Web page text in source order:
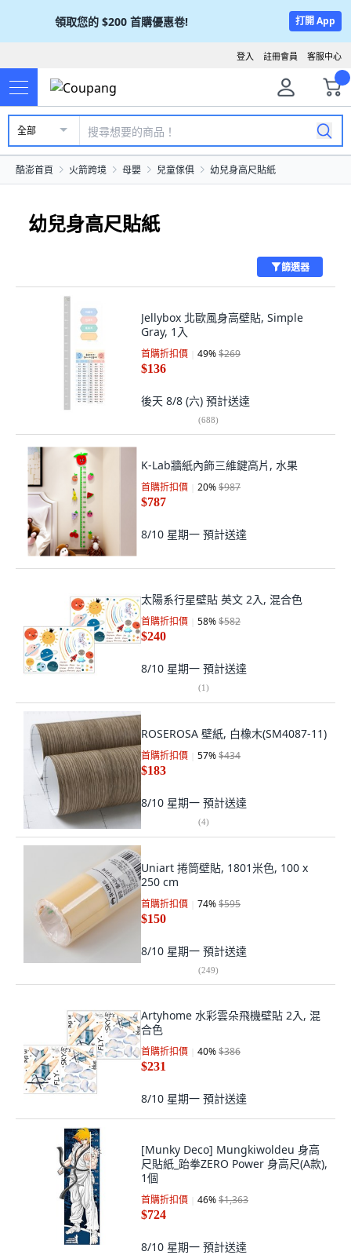
領取您的 $200 首購優惠卷! 打開 App
客服中心
註冊會員
登入
全部
酷澎首頁 火箭跨境 母嬰 兒童傢俱 幼兒身高尺貼紙
幼兒身高尺貼紙
篩選器
Jellybox 北歐風身高壁貼, Simple
Gray, 1入
首購折扣價 49%$269
$136
後天 8/8 (六) 預計送達
(688)
K-Lab牆紙內飾三維鍵高片, 水果
首購折扣價 20%$987
$787
8/10 星期一 預計送達
太陽系行星壁貼 英文 2入, 混合色
首購折扣價 58%$582
$240
8/10 星期一 預計送達
(1)
ROSEROSA 壁紙, 白橡木(SM4087-11)
首購折扣價 57%$434
$183
8/10 星期一 預計送達
(4)
Uniart 捲筒壁貼, 1801米色, 100 x
250 cm
首購折扣價 74%$595
$150
8/10 星期一 預計送達
(249)
Artyhome 水彩雲朵飛機壁貼 2入, 混
合色
首購折扣價 40%$386
$231
8/10 星期一 預計送達
[Munky Deco] Mungkiwoldeu 身高
尺貼紙_跆拳ZERO Power 身高尺(A款),
1個
首購折扣價 46%$1,363
$724
8/10 星期一 預計送達